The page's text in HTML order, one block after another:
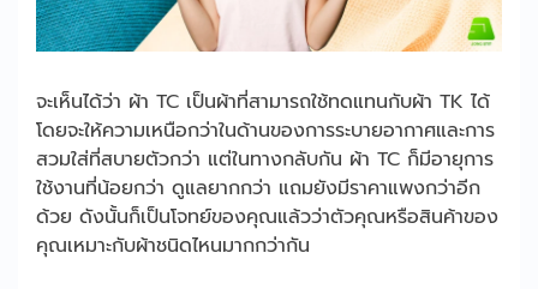
จะเห็นได้ว่า ผ้า TC เป็นผ้าที่สามารถใช้ทดแทนกับผ้า TK ได้
โดยจะให้ความเหนือกว่าในด้านของการระบายอากาศและการ
สวมใส่ที่สบายตัวกว่า แต่ในทางกลับกัน ผ้า TC ก็มีอายุการ
ใช้งานที่น้อยกว่า ดูแลยากกว่า แถมยังมีราคาแพงกว่าอีก
ด้วย ดังนั้นก็เป็นโจทย์ของคุณแล้วว่าตัวคุณหรือสินค้าของ
คุณเหมาะกับผ้าชนิดไหนมากกว่ากัน